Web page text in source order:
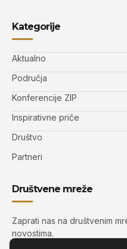
Kategorije
Aktualno
Područja
Konferencije ZIP
Inspirativne priče
Društvo
Partneri
Društvene mreže
Zaprati nas na društvenim
novostima.